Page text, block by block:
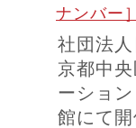
ナンバー］
社団法
京都中
ーショ
館にて